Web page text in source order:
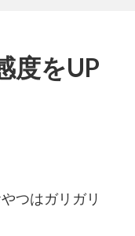
度をUP
つはガリガリ